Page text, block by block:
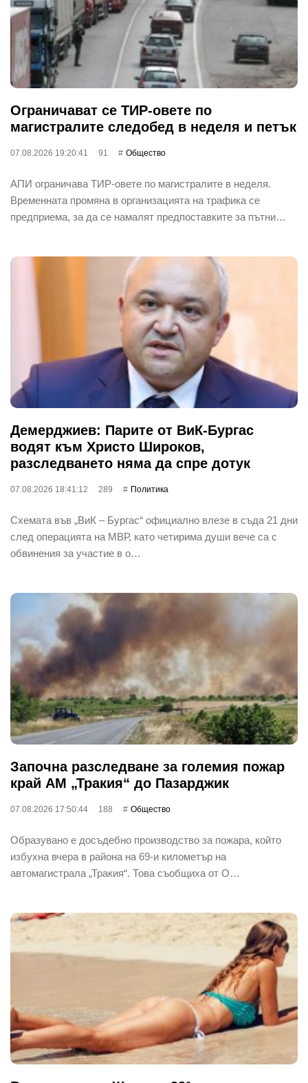
Ограничават се ТИР-овете по
магистралите следобед в неделя и петък
07.08.2026 19:20:41 91 Общество
АПИ ограничава ТИР-овете по магистралите в неделя.
Временната промяна в организацията на трафика се
предприема, за да се намалят предпоставките за пътни…
Демерджиев: Парите от ВиК-Бургас
водят към Христо Широков,
разследването няма да спре дотук
07.08.2026 18:41:12 289 Политика
Схемата във „ВиК – Бургас“ официално влезе в съда 21 дни
след операцията на МВР, като четирима души вече са с
обвинения за участие в о…
Започна разследване за големия пожар
край АМ „Тракия“ до Пазарджик
07.08.2026 17:50:44 188 Общество
Образувано е досъдебно производство за пожара, който
избухна вчера в района на 69-и километър на
автомагистрала „Тракия“. Това съобщиха от О…